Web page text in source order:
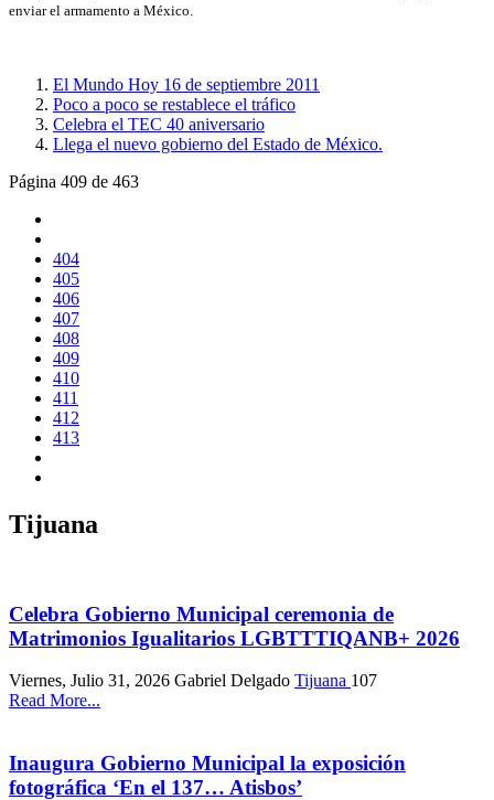
enviar el armamento a México.
El Mundo Hoy 16 de septiembre 2011
Poco a poco se restablece el tráfico
Celebra el TEC 40 aniversario
Llega el nuevo gobierno del Estado de México.
Página 409 de 463
404
405
406
407
408
409
410
411
412
413
Tijuana
Celebra Gobierno Municipal ceremonia de
Matrimonios Igualitarios LGBTTTIQANB+ 2026
Viernes, Julio 31, 2026 Gabriel Delgado Tijuana 107
Read More...
Inaugura Gobierno Municipal la exposición
fotográfica ‘En el 137… Atisbos’